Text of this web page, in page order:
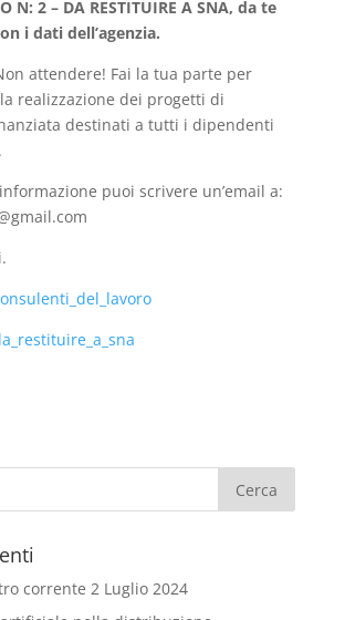
N: 2 – DA RESTITUIRE A SNA, da te
i dati dell’agenzia.
attendere! Fai la tua parte per
realizzazione dei progetti di
destinati a tutti i dipendenti
puoi scrivere un’email a:
corrente 2 Luglio 2024